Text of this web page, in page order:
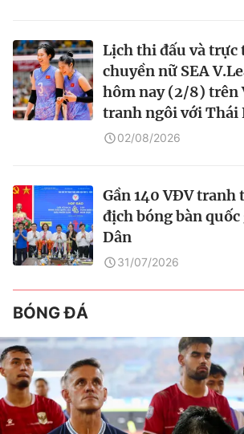
Lịch thi đấu và trực
chuyền nữ SEA
hôm nay (2/8) trên
tranh ngôi với Thái
02/08/2026
Gần 140 VĐV tranh
địch bóng bàn quốc
Dân
31/07/2026
BÓNG ĐÁ